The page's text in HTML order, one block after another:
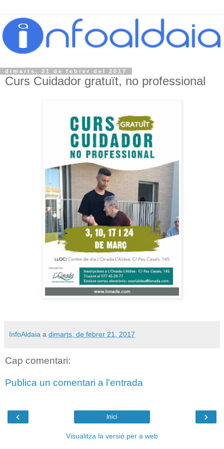
dimarts, 21 de febrer del 2017
Curs Cuidador gratuït, no professional
InfoAldaia a dimarts, de febrer 21, 2017
Cap comentari:
Publica un comentari a l'entrada
‹ ›
Inici
Visualitza la versió per a web